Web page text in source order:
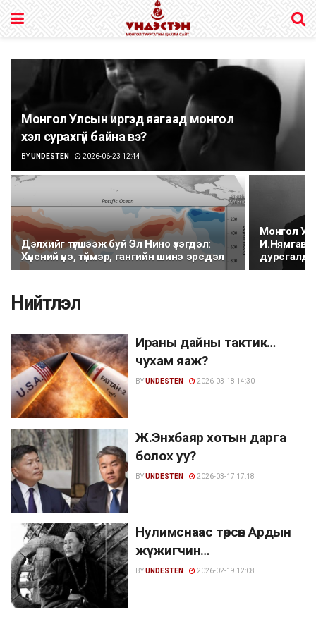
Монгол Улсын иргэд яагаад монгол
хэл сурахгүй байна вэ?
BYUNDESTEN 2026-06-23 12:44
Дэлхийг түгшээж буй Эл Нино үзэгдэл:
Хүнсний үнэ, түймэр, гангийн шинэ эрсдэл
Монгол
Нийтлэл
Ираны дайны тактик…
чухам яаж?
BYUNDESTEN 2026-03-18 14:30
Ж.Энхбаяр хотын дарга
болох уу?
BYUNDESTEN 2026-03-17 17:18
Нулимснаас төрсөн Ардын
жүжигчин…
BYUNDESTEN 2026-02-19 12:08